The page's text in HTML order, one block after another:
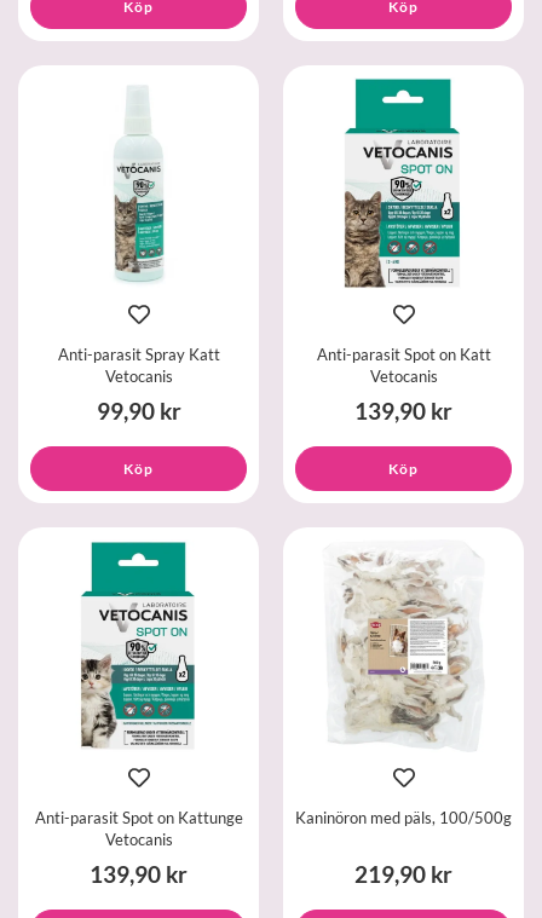
Köp Köp
Anti-parasit Spray Katt
Vetocanis
99,90 kr
Köp
Anti-parasit Spot on Katt
Vetocanis
139,90 kr
Köp
Anti-parasit Spot on Kattunge
Vetocanis
139,90 kr
Kaninöron med päls, 100/500g
219,90 kr